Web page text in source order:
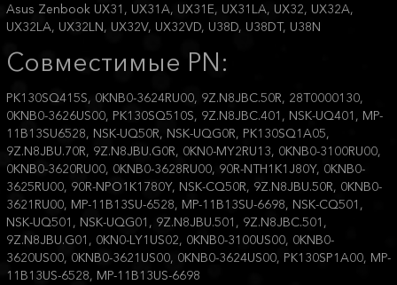
Asus Zenbook UX31, UX31A, UX31E, UX31LA, UX32, UX32A,
UX32LA, UX32LN, UX32V, UX32VD, U38D, U38DT, U38N
Совместимые PN:
PK130SQ415S, 0KNB0-3624RU00, 9Z.N8JBC.50R, 28T0000130,
0KNB0-3626US00, PK130SQ510S, 9Z.N8JBC.401, NSK-UQ401, MP-
11B13SU6528, NSK-UQ50R, NSK-UQG0R, PK130SQ1A05,
9Z.N8JBU.70R, 9Z.N8JBU.G0R, 0KN0-MY2RU13, 0KNB0-3100RU00,
0KNB0-3620RU00, 0KNB0-3628RU00, 90R-NTH1K1J80Y, 0KNB0-
3625RU00, 90R-NPO1K1780Y, NSK-CQ50R, 9Z.N8JBU.50R, 0KNB0-
3621RU00, MP-11B13SU-6528, MP-11B13SU-6698, NSK-CQ501,
NSK-UQ501, NSK-UQG01, 9Z.N8JBU.501, 9Z.N8JBC.501,
9Z.N8JBU.G01, 0KN0-LY1US02, 0KNB0-3100US00, 0KNB0-
3620US00, 0KNB0-3621US00, 0KNB0-3624US00, PK130SP1A00, MP-
11B13US-6528, MP-11B13US-6698